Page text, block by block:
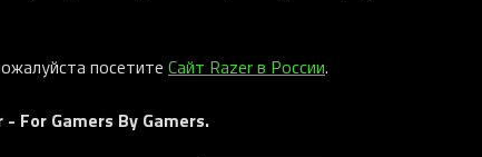
посетите Сайт Razer в России.
- For Gamers By Gamers.